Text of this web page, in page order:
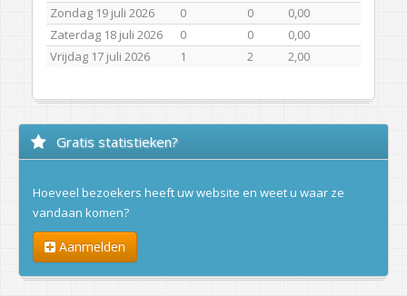
Zondag 19 juli 2026
0 0
0,00
Zaterdag 18 juli 2026
0 0
0,00
Vrijdag 17 juli 2026
1 2 2,00
Gratis statistieken?
Hoeveel bezoekers heeft uw website en weet u waar ze
vandaan komen?
Aanmelden